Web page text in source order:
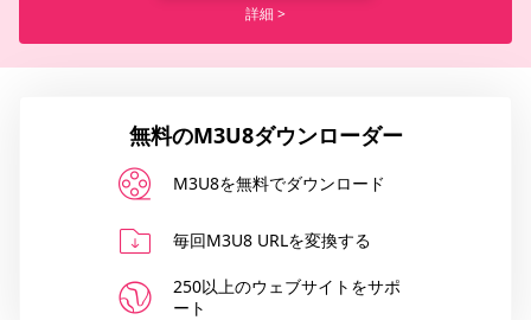
詳細 >
無料のM3U8ダウンローダー
M3U8を無料でダウンロード
毎回M3U8 URLを変換する
250以上のウェブサイトをサポ
ート